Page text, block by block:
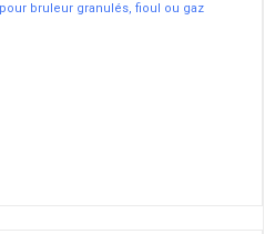
bruleur granulés, fioul ou gaz